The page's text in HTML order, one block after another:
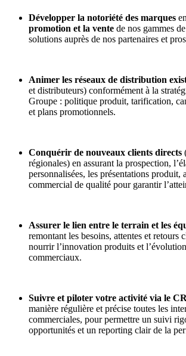
Développer la notoriété des marques
promotion et la vente de nos gammes
solutions auprès de nos partenaires et
Animer les réseaux de distribution
et distributeurs) conformément à la
Groupe : politique produit, tarification,
et plans promotionnels.
Conquérir de nouveaux clients directs
régionales) en assurant la prospection,
personnalisées, les présentations produit,
commercial de qualité pour garantir
Assurer le lien entre le terrain et les
remontant les besoins, attentes et retours
nourrir l’innovation produits et
commerciaux.
Suivre et piloter votre activité via le
manière régulière et précise toutes les
commerciales, pour permettre un suivi
opportunités et un reporting clair de la